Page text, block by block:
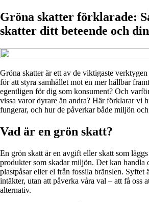
Gröna skatter förklarade:
skatter ditt beteende och
Gröna skatter är ett av de viktigaste
för att styra samhället mot en mer hållbar
egentligen för dig som konsument? Och
vissa varor dyrare än andra? Här förklarar vi
fungerar, och hur de påverkar både miljön
Vad är en grön skatt?
En grön skatt är en avgift eller skatt som
produkter som skadar miljön. Det kan handla
plastpåsar eller el från fossila bränslen. Syftet
intäkter, utan att påverka våra val – att få oss
alternativ.